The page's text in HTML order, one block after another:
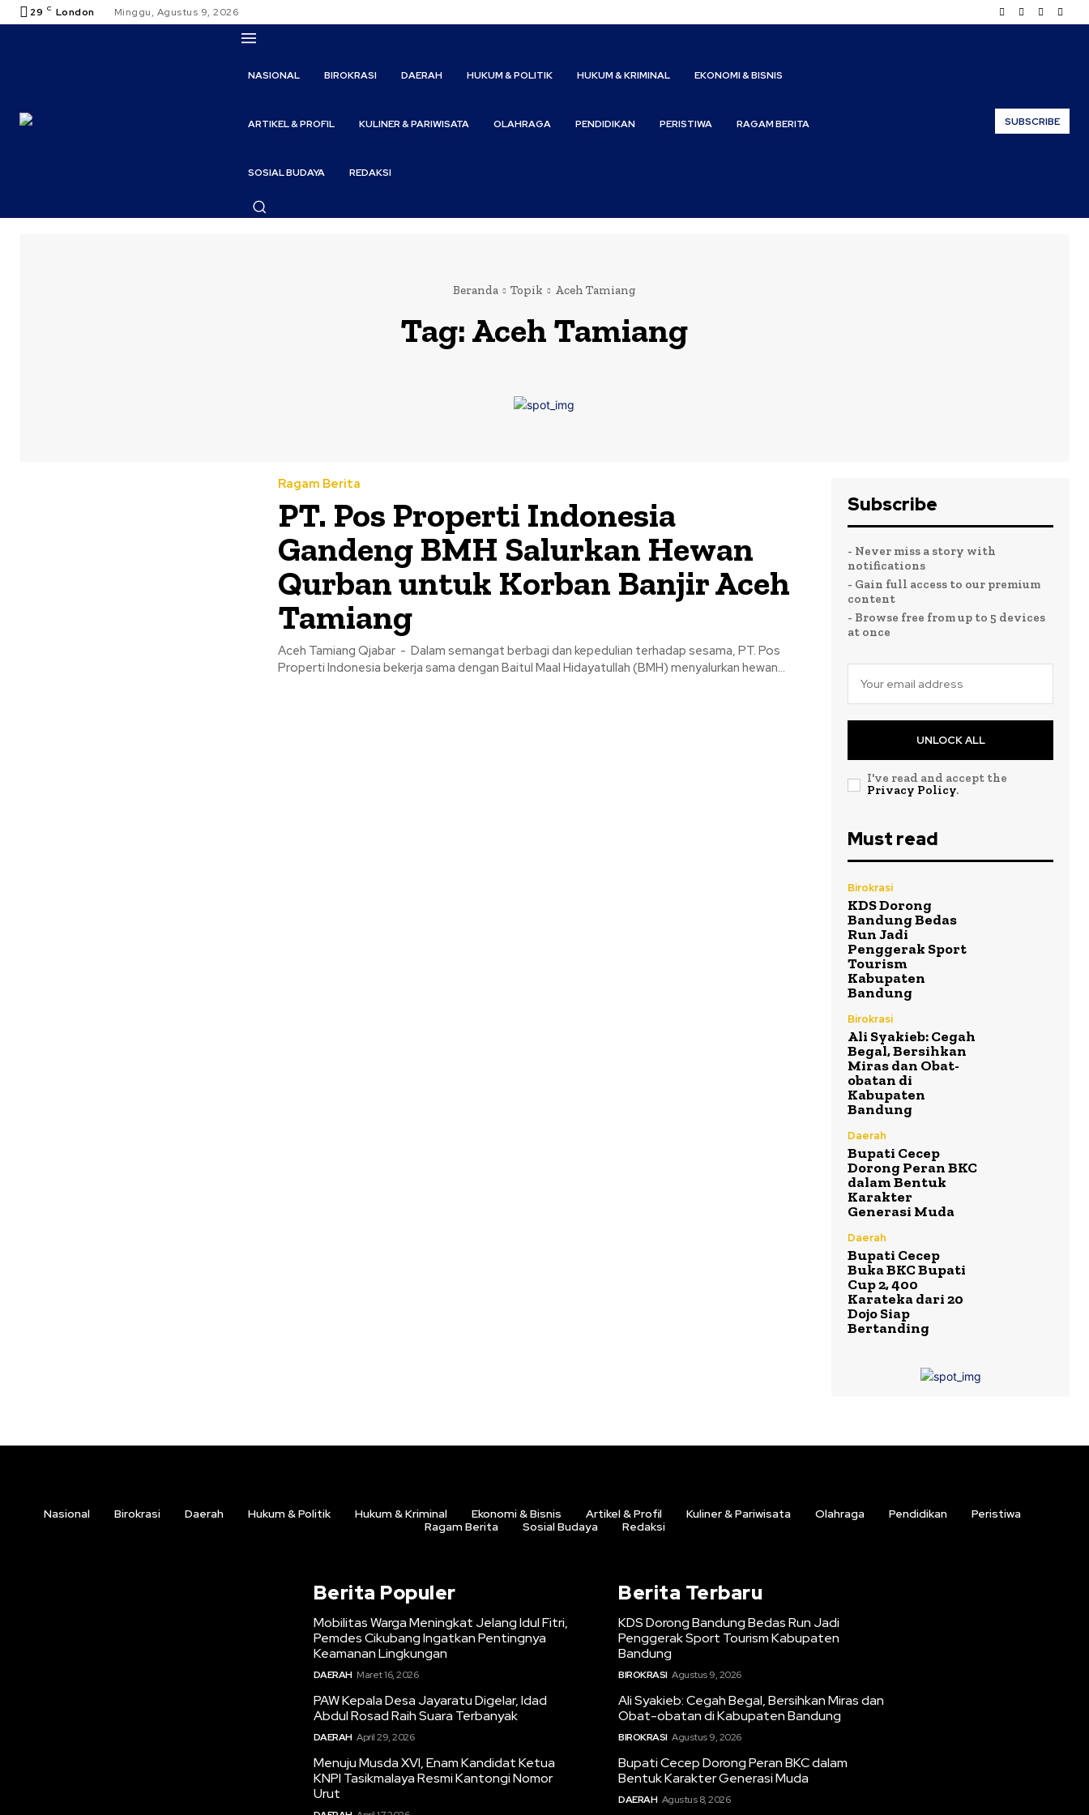
29 C London Minggu, Agustus 9, 2026
NASIONAL BIROKRASI DAERAH HUKUM & POLITIK HUKUM & KRIMINAL EKONOMI & BISNIS
ARTIKEL & PROFIL KULINER & PARIWISATA OLAHRAGA PENDIDIKAN PERISTIWA RAGAM BERITA
SOSIAL BUDAYA REDAKSI
SUBSCRIBE
Beranda Topik Aceh Tamiang
Tag:Aceh Tamiang
Ragam Berita
PT. Pos Properti Indonesia
Gandeng BMH Salurkan Hewan
Qurban untuk Korban Banjir Aceh
Tamiang
Aceh Tamiang Qjabar - Dalam semangat berbagi dan kepedulian terhadap sesama, PT. Pos
Properti Indonesia bekerja sama dengan Baitul Maal Hidayatullah (BMH) menyalurkan hewan...
Subscribe
- Never miss a story with
notifications
- Gain full access to our premium
content
- Browse free from up to 5 devices
at once
UNLOCK ALL
I've read and accept the
Privacy Policy.
Must read
Birokrasi
KDS Dorong
Bandung Bedas
Run Jadi
Penggerak Sport
Tourism
Kabupaten
Bandung
Birokrasi
Ali Syakieb: Cegah
Begal, Bersihkan
Miras dan Obat-
obatan di
Kabupaten
Bandung
Daerah
Bupati Cecep
Dorong Peran BKC
dalam Bentuk
Karakter
Generasi Muda
Daerah
Bupati Cecep
Buka BKC Bupati
Cup 2, 400
Karateka dari 20
Dojo Siap
Bertanding
Nasional Birokrasi Daerah Hukum & Politik Hukum & Kriminal Ekonomi & Bisnis Artikel & Profil Kuliner & Pariwisata Olahraga Pendidikan
Peristiwa
Ragam Berita
Sosial Budaya Redaksi
Berita Populer
Mobilitas Warga Meningkat Jelang Idul Fitri,
Pemdes Cikubang Ingatkan Pentingnya
Keamanan Lingkungan
DAERAH Maret 16, 2026
PAW Kepala Desa Jayaratu Digelar, Idad
Abdul Rosad Raih Suara Terbanyak
DAERAH April 29, 2026
Menuju Musda XVI, Enam Kandidat Ketua
KNPI Tasikmalaya Resmi Kantongi Nomor
Urut
Berita Terbaru
KDS Dorong Bandung Bedas Run Jadi
Penggerak Sport Tourism Kabupaten
Bandung
BIROKRASI Agustus 9, 2026
Ali Syakieb: Cegah Begal, Bersihkan Miras dan
Obat-obatan di Kabupaten Bandung
BIROKRASI Agustus 9, 2026
Bupati Cecep Dorong Peran BKC dalam
Bentuk Karakter Generasi Muda
DAERAH Agustus 8, 2026